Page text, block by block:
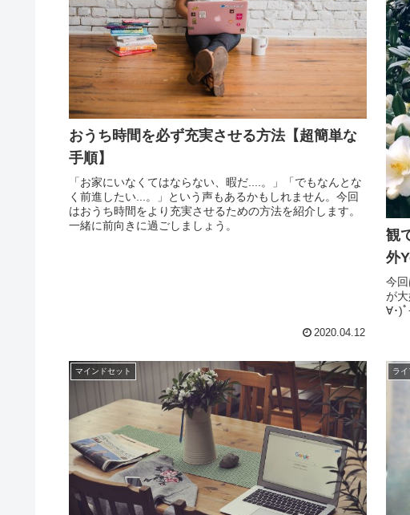
おうち時間を必ず充実させる方法【超簡単な
手順】
「お家にいなくてはならない、暇だ....。」「でもなんとな
く前進したい...。」という声もあるかもしれません。今回
はおうち時間をより充実させるための方法を紹介します。
一緒に前向きに過ごしましょう。
2020.04.12
観
外
今
が
∀･)ﾟ
マインドセット ライ